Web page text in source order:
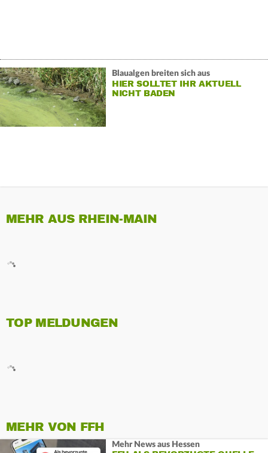
Blaualgen breiten sich aus
HIER SOLLTET IHR AKTUELL
NICHT BADEN
MEHR AUS RHEIN-MAIN
TOP MELDUNGEN
MEHR VON FFH
Mehr News aus Hessen